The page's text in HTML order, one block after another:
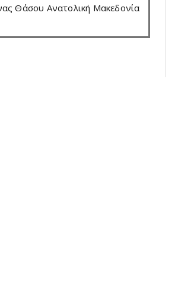
Θάσου Ανατολική Μακεδονία